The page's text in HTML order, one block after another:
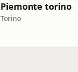
Piemonte torino
Torino